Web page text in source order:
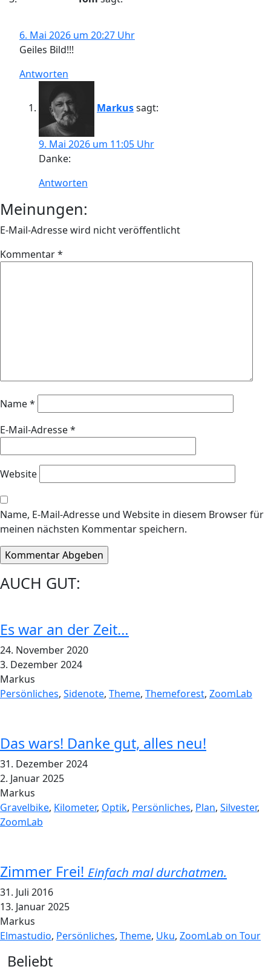
6. Mai 2026 um 20:27 Uhr
Geiles Bild!!!
Antworten
Markussagt:
9. Mai 2026 um 11:05 Uhr
Danke:
Antworten
Meinungen:
E-Mail-Adresse wird nicht veröffentlicht
Kommentar*
Name*
E-Mail-Adresse*
Website
Name, E-Mail-Adresse und Website in diesem Browser für
meinen nächsten Kommentar speichern.
AUCH GUT:
Es war an der Zeit…
24. November 2020
3. Dezember 2024
Markus
Persönliches, Sidenote, Theme, Themeforest, ZoomLab
Das wars! Danke gut, alles neu!
31. Dezember 2024
2. Januar 2025
Markus
Gravelbike, Kilometer, Optik, Persönliches, Plan, Silvester,
ZoomLab
Zimmer Frei! Einfach mal durchatmen.
31. Juli 2016
13. Januar 2025
Markus
Elmastudio, Persönliches, Theme, Uku, ZoomLab on Tour
Widgets
Beliebt